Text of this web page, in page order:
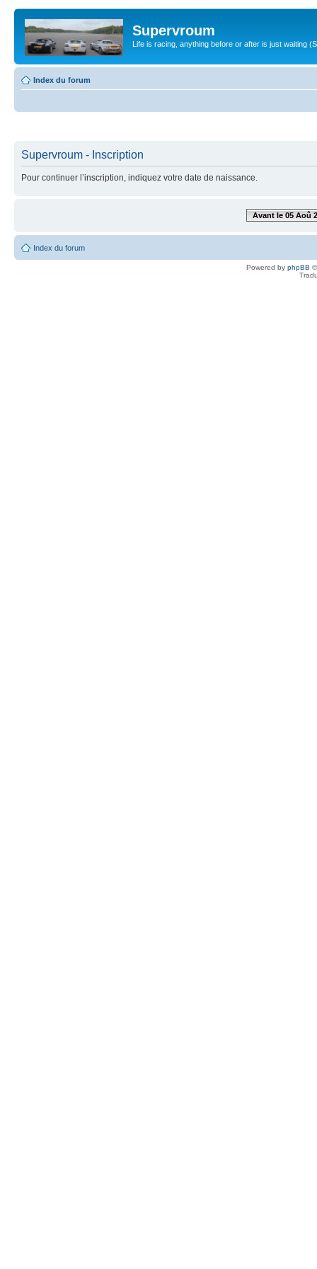
Supervroum
Life is racing, anything before or after is just waiting
Index du forum
Supervroum - Inscription
Pour continuer l’inscription, indiquez votre date de naissance.
Avant le 05 Aoû
Index du forum
Powered by phpBB